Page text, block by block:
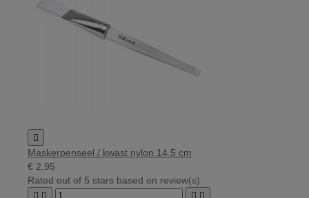

Maskerpenseel / kwast nylon 14.5 cm
€ 2,95
Rated out of 5 stars based on review(s)
   